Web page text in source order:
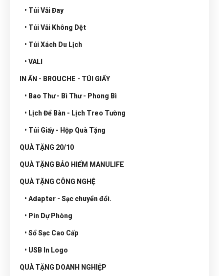
• Túi Vải Đay
• Túi Vải Không Dệt
• Túi Xách Du Lịch
• VALI
IN ẤN - BROUCHE - TÚI GIẤY
• Bao Thư - Bì Thư - Phong Bì
• Lịch Để Bàn - Lịch Treo Tường
• Túi Giấy - Hộp Quà Tặng
QUÀ TẶNG 20/10
QUÀ TẶNG BẢO HIỂM MANULIFE
QUÀ TẶNG CÔNG NGHỆ
• Adapter - Sạc chuyển đổi.
• Pin Dự Phòng
• Sổ Sạc Cao Cấp
• USB In Logo
QUÀ TẶNG DOANH NGHIỆP